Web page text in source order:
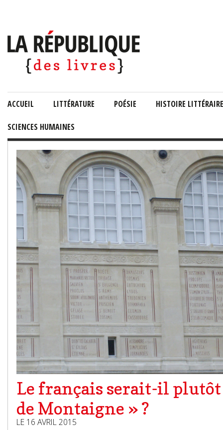
ACCUEIL LITTÉRATURE POÉSIE HISTOIRE LITTÉRAIRE
SCIENCES HUMAINES
Le français serait-il plutôt
de Montaigne » ?
LE 16 AVRIL 2015